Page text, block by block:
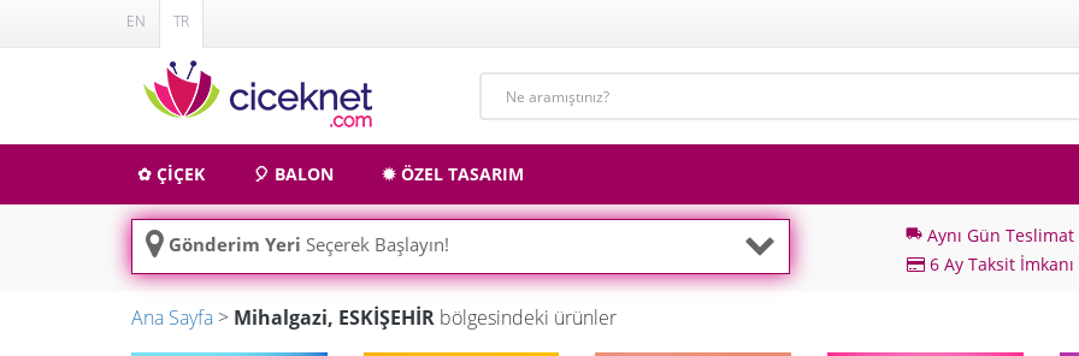
EN TR
✿ ÇİÇEK 🎈 BALON ✹ ÖZEL TASARIM
Gönderim Yeri Seçerek Başlayın! local_shipping Aynı Gün Teslimat
6 Ay Taksit İmkanı
Ana Sayfa > Mihalgazi, ESKİŞEHİR bölgesindeki ürünler